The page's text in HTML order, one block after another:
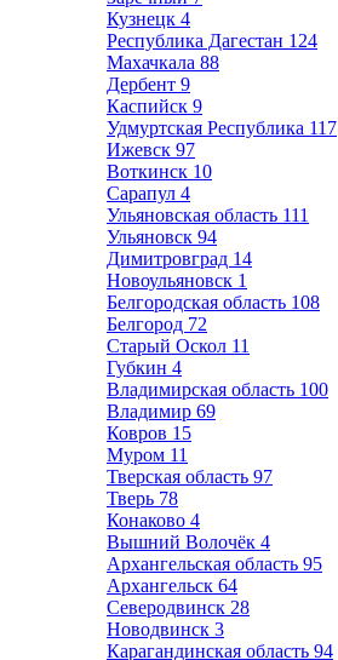
Кузнецк 4
Республика Дагестан 124
Махачкала 88
Дербент 9
Каспийск 9
Удмуртская Республика 117
Ижевск 97
Воткинск 10
Сарапул 4
Ульяновская область 111
Ульяновск 94
Димитровград 14
Новоульяновск 1
Белгородская область 108
Белгород 72
Старый Оскол 11
Губкин 4
Владимирская область 100
Владимир 69
Ковров 15
Муром 11
Тверская область 97
Тверь 78
Конаково 4
Вышний Волочёк 4
Архангельская область 95
Архангельск 64
Северодвинск 28
Новодвинск 3
Карагандинская область 94